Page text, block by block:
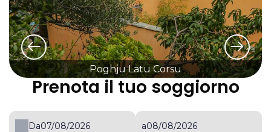
Poghju Latu Corsu
Prenota il tuo soggiorno
Da a